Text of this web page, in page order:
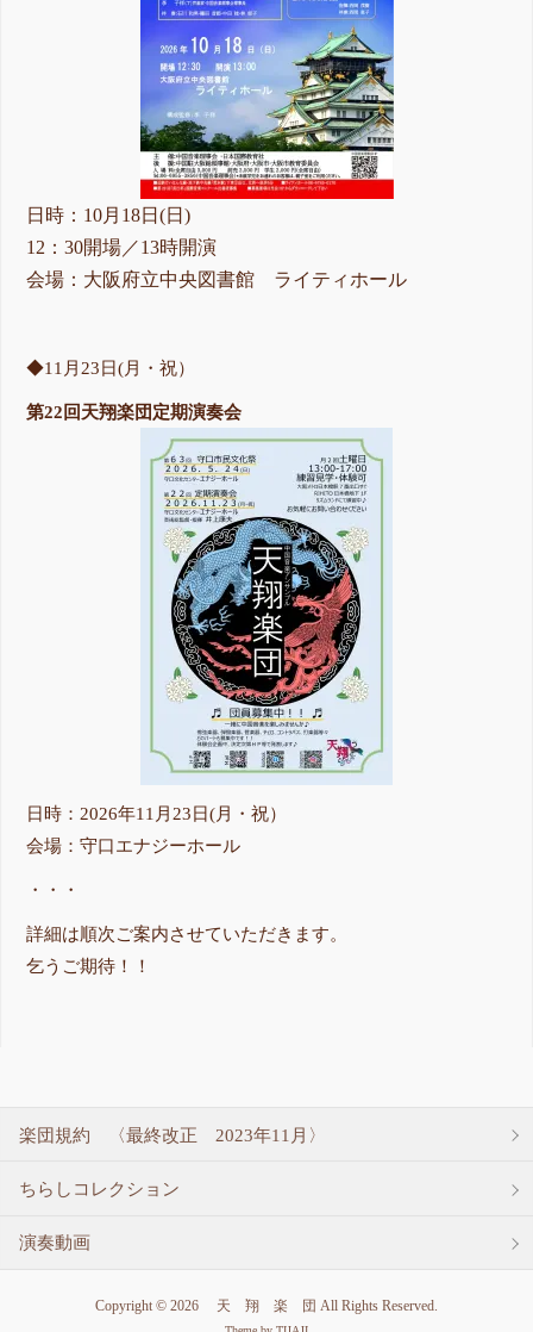
日時：10月18日(日)
12：30開場／13時開演
会場：大阪府立中央図書館 ライティホール
◆11月23日(月・祝）
第22回天翔楽団定期演奏会
日時：2026年11月23日(月・祝）
会場：守口エナジーホール
・・・
詳細は順次ご案内させていただきます。
乞うご期待！！
楽団規約 〈最終改正 2023年11月〉
ちらしコレクション
演奏動画
Copyright © 2026 天 翔 楽 団 All Rights Reserved.